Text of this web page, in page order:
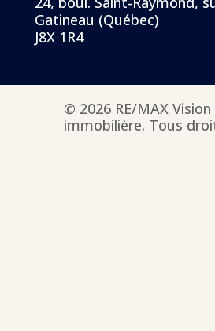
Gatineau (Québec)
J8X 1R4
© 2026 RE/MAX Vision
immobilière. Tous